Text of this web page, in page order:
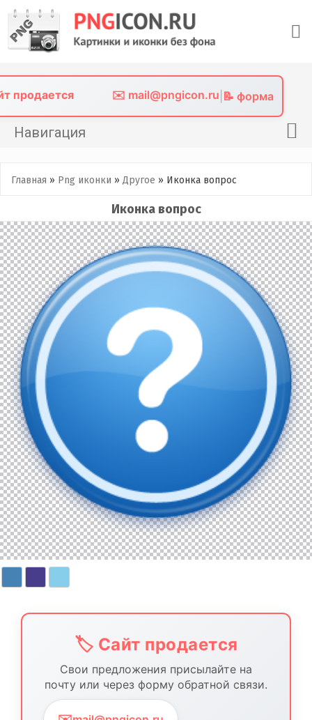
content
продается ✉️ mail@pngicon.ru 📝 форма
Навигация
Png иконки
Фото без фона
Контакты
Главная » Png иконки » Другое » Иконка вопрос
Иконка вопрос
🏷️ Сайт продается
Свои предложения присылайте на
почту или через форму обратной связи.